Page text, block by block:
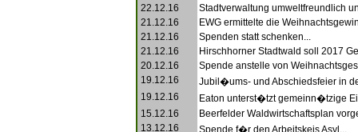
22.12.16
Stadtverwaltung umweltfreundlich
21.12.16
EWG ermittelte die
21.12.16
Spenden statt schenken...
21.12.16
Hirschhorner Stadtwald soll 2017
20.12.16
Spende anstelle von
19.12.16
Jubil�ums- und Abschiedsfeier in
19.12.16
Eaton unterst�tzt gemeinn�tzige
15.12.16
Beerfelder Waldwirtschaftsplan
13.12.16
Spende f�r den Arbeitskeis Asyl...